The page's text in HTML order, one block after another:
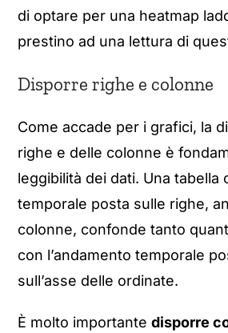
di optare per una heatmap
prestino ad una lettura di
Disporre righe e colonne
Come accade per i grafici, la
righe e delle colonne è
leggibilità dei dati. Una tabella
temporale posta sulle righe,
colonne, confonde tanto
con l’andamento temporale
sull’asse delle ordinate.
È molto importantedisporre